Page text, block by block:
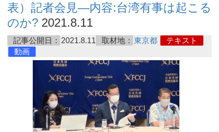
表）記者会見―内容:台湾有事は起こる
のか? 2021.8.11
記事公開日： 2021.8.11 取材地： 東京都
テキスト
動画